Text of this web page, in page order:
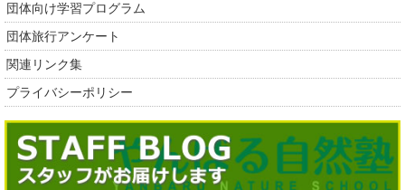
団体向け学習プログラム
団体旅行アンケート
関連リンク集
プライバシーポリシー